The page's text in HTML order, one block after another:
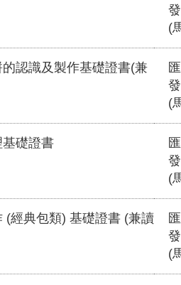
(
認識及製作基礎證書(兼
(
礎證書
(
(經典包類) 基礎證書 (兼讀
(